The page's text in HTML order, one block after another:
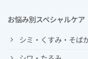
お悩み別スペシャルケア
シミ・くすみ・そば